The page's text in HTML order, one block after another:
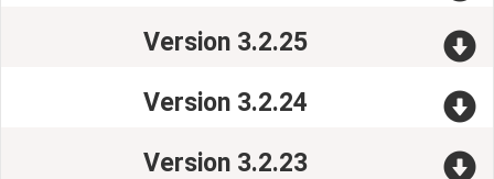
Version 3.2.25
Version 3.2.24
Version 3.2.23